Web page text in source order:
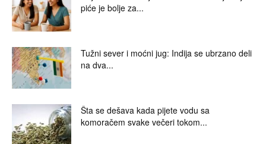
piće je bolje za...
Tužni sever i moćni jug: Indija se ubrzano deli
na dva...
Šta se dešava kada pijete vodu sa
komoračem svake večeri tokom...